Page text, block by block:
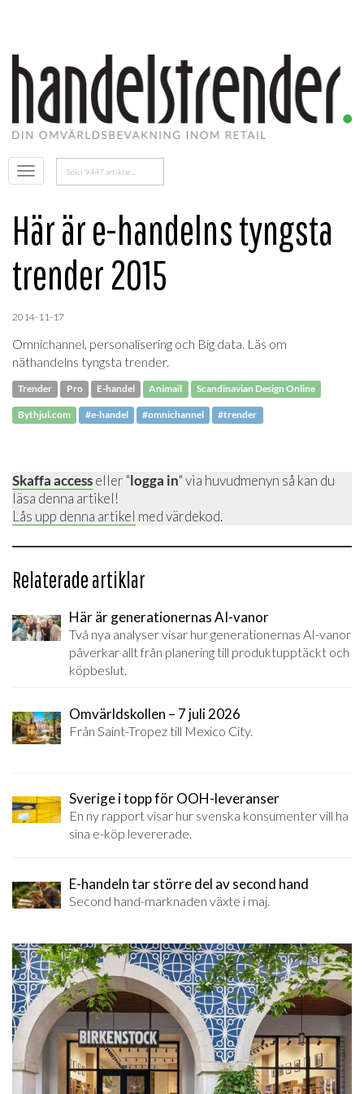
Öppna
menyn
Sök
efter:
Här är e-handelns tyngsta
trender 2015
2014-11-17
Omnichannel, personalisering och Big data. Läs om
näthandelns tyngsta trender.
Trender Pro E-handel Animail Scandinavian Design Online
Bythjul.com #e-handel #omnichannel #trender
Skaffa accesseller "logga in" via huvudmenyn så kan du
läsa denna artikel!
Lås upp denna artikel med värdekod.
Relaterade artiklar
Här är generationernas AI-vanor
Två nya analyser visar hur generationernas AI-vanor
påverkar allt från planering till produktupptäckt och
köpbeslut.
Omvärldskollen – 7 juli 2026
Från Saint-Tropez till Mexico City.
Sverige i topp för OOH-leveranser
En ny rapport visar hur svenska konsumenter vill ha
sina e-köp levererade.
E-handeln tar större del av second hand
Second hand-marknaden växte i maj.